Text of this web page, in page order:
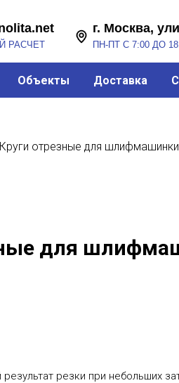
г. Москва, улица
ПН-ПТ С 7:00 ДО 18:00
Объекты Доставка
Круги отрезные для шлифмашинки
для
резки при небольших